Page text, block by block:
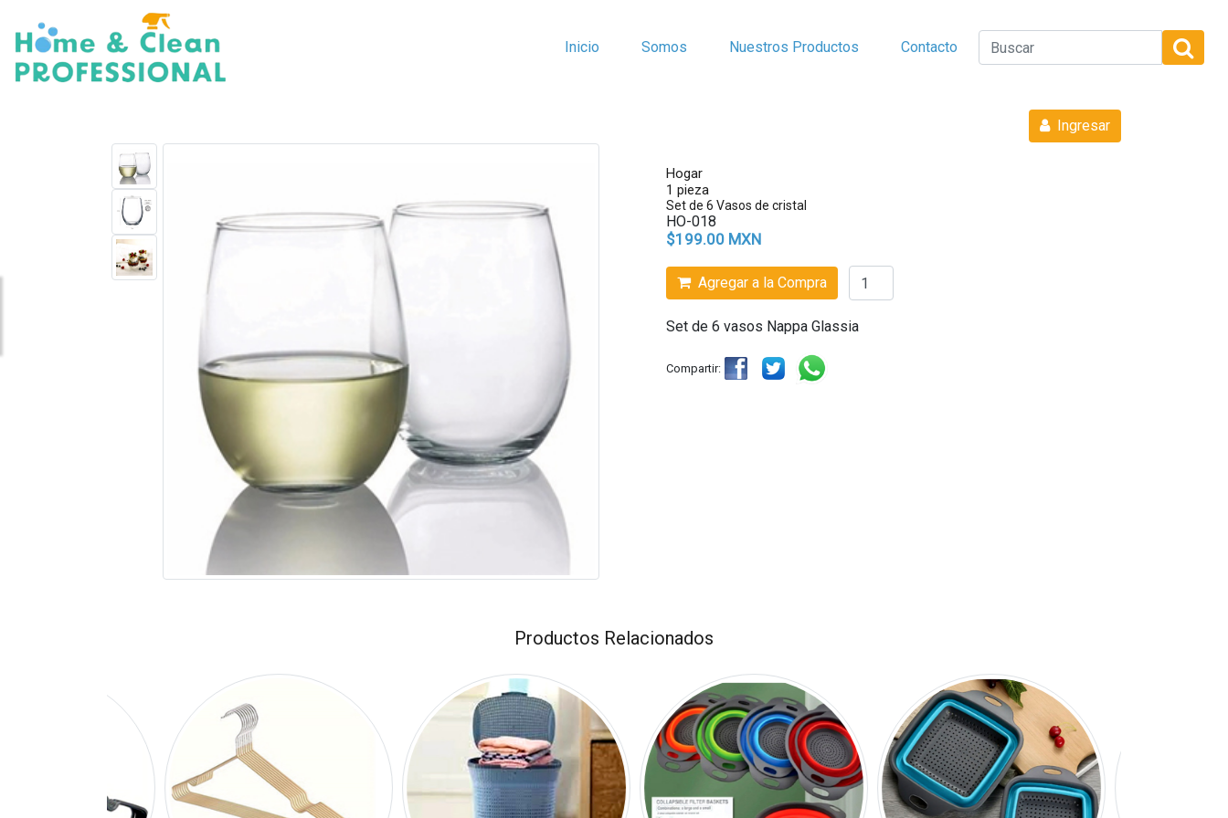
Inicio Somos Nuestros Productos Contacto
Ingresar
Hogar
1 pieza
Set de 6 Vasos de cristal
HO-018
$199.00 MXN
Agregar a la Compra
Set de 6 vasos Nappa Glassia
Compartir:
Productos Relacionados